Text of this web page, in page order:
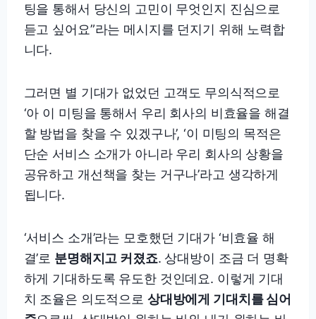
팅을 통해서 당신의 고민이 무엇인지 진심으로
듣고 싶어요”라는 메시지를 던지기 위해 노력합
니다.
그러면 별 기대가 없었던 고객도 무의식적으로
‘아 이 미팅을 통해서 우리 회사의 비효율을 해결
할 방법을 찾을 수 있겠구나’, ‘이 미팅의 목적은
단순 서비스 소개가 아니라 우리 회사의 상황을
공유하고 개선책을 찾는 거구나’라고 생각하게
됩니다.
‘서비스 소개’라는 모호했던 기대가 ‘비효율 해
결’로 분명해지고 커졌죠. 상대방이 조금 더 명확
하게 기대하도록 유도한 것인데요. 이렇게 기대
치 조율은 의도적으로 상대방에게 기대치를 심어